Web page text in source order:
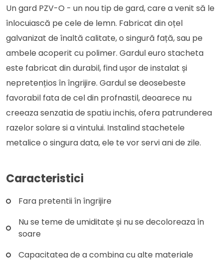
Un gard PZV-O - un nou tip de gard, care a venit să le
înlocuiască pe cele de lemn. Fabricat din oțel
galvanizat de înaltă calitate, o singură față, sau pe
ambele acoperit cu polimer. Gardul euro stacheta
este fabricat din durabil, find ușor de instalat și
nepretențios în îngrijire. Gardul se deosebeste
favorabil fata de cel din profnastil, deoarece nu
creeaza senzatia de spatiu inchis, ofera patrunderea
razelor solare si a vintului. Instalind stachetele
metalice o singura data, ele te vor servi ani de zile.
Caracteristici
Fara pretentii în îngrijire
Nu se teme de umiditate și nu se decoloreaza în
soare
Capacitatea de a combina cu alte materiale